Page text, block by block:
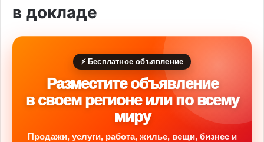
в докладе
⚡ Бесплатное объявление
Разместите объявление
в своем регионе или по всему
миру
Продажи, услуги, работа, жилье, вещи, бизнес и